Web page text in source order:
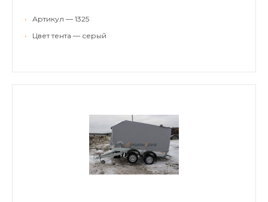
•
Артикул — 1325
•
Цвет тента — серый